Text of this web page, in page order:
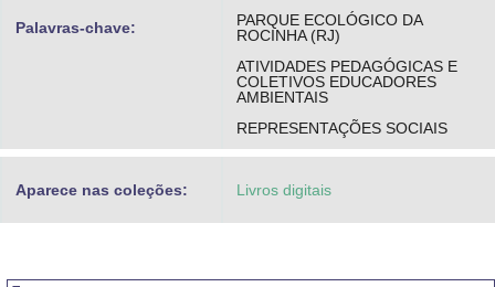
Palavras-chave:
PARQUE ECOLÓGICO DA
ROCINHA (RJ)
ATIVIDADES PEDAGÓGICAS E
COLETIVOS EDUCADORES
AMBIENTAIS
REPRESENTAÇÕES SOCIAIS
Aparece nas coleções: Livros digitais